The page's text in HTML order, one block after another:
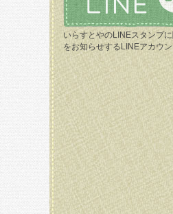
いらすとやのLINEスタンプ
をお知らせするLINEアカウン